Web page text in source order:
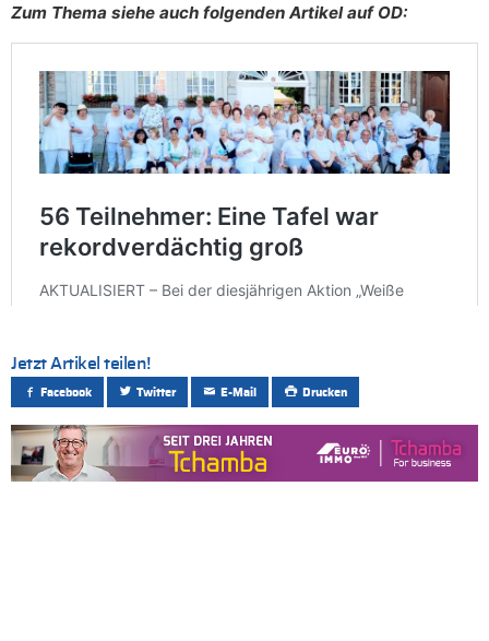
Zum Thema siehe auch folgenden Artikel auf OD:
Jetzt Artikel teilen!
Facebook Twitter E-Mail Drucken